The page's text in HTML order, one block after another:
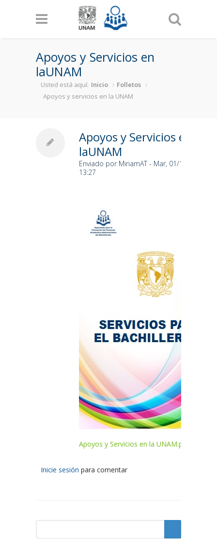
Pasar al contenido principal
Apoyos y Servicios en
laUNAM
Usted está aquí: Inicio
Folletos
Apoyos y servicios en la UNAM
Apoyos y Servicios en
laUNAM
Enviado por MiriamAT - Mar, 01/17/2023 -
13:27
Apoyos y Servicios en la UNAM.pdf
Inicie sesión para comentar